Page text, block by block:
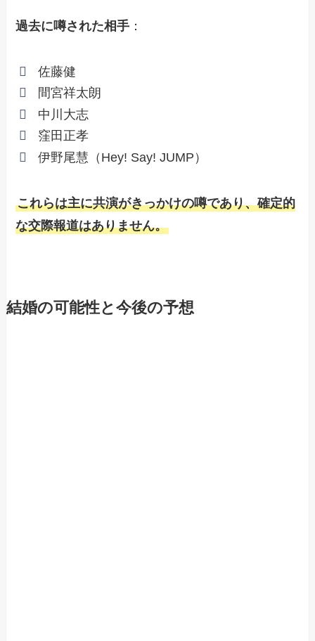
過去に噂された相手 ：
佐藤健
間宮祥太朗
中川大志
窪田正孝
伊野尾慧（Hey! Say! JUMP）
これらは主に共演がきっかけの噂であり、確定的
な交際報道はありません。
結婚の可能性と今後の予想